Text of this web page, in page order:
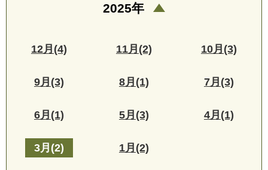
2025年
12月(4) 11月(2) 10月(3)
9月(3) 8月(1) 7月(3)
6月(1) 5月(3) 4月(1)
3月(2) 1月(2)